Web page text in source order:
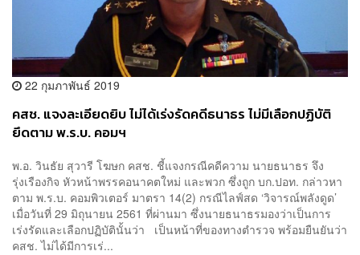
22 กุมภาพันธ์ 2019
คสช. แจงละเอียดยิบ ไม่ได้เร่งรัดคดีธนาธร ไม่มีเลือกปฏิบัติ
ยึดตาม พ.ร.บ. คอมฯ
พ.อ. วินธัย สุวารี โฆษก คสช. ชี้แจงกรณีคดีความ นายธนาธร จึง
รุ่งเรืองกิจ หัวหน้าพรรคอนาคตใหม่ และพวก ซึ่งถูก บก.ปอท. กล่าวหา
ตาม พ.ร.บ. คอมพิวเตอร์ มาตรา 14(2) กรณีไลฟ์สด ‘วิจารณ์พลังดูด’
เมื่อวันที่ 29 มิถุนายน 2561 ที่ผ่านมา ซึ่งนายธนาธรมองว่าเป็นการ
เร่งรัดและเลือกปฏิบัตินั้นว่า เป็นหน้าที่ของทางตำรวจ พร้อมยืนยันว่า
คสช. ไม่ได้มีการเร่...